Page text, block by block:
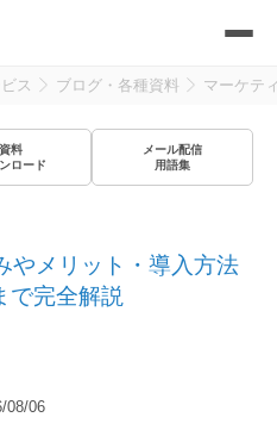
ス ブログ・各種資料 マーケテ
資料
ロード
メール配信
用語集
やメリット・導入方法
で完全解説
08/06